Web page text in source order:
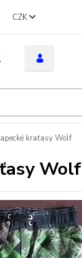
CZK
kraťasy Wolf
Wolf